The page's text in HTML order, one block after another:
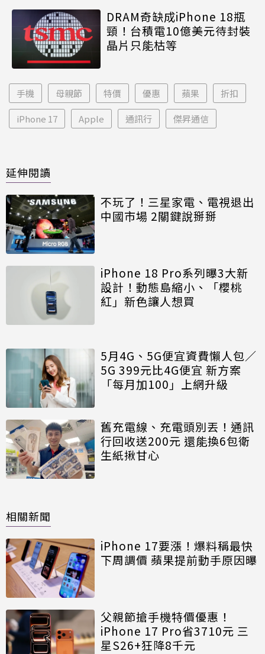
DRAM奇缺成iPhone 18瓶
頸！台積電10億美元待封裝
晶片只能枯等
手機 母親節 特價 優惠 蘋果 折扣
iPhone 17 Apple 通訊行 傑昇通信
延伸閱讀
不玩了！三星家電、電視退出
中國市場 2關鍵說掰掰
iPhone 18 Pro系列曝3大新
設計！動態島縮小、「櫻桃
紅」新色讓人想買
5月4G、5G便宜資費懶人包／
5G 399元比4G便宜 新方案
「每月加100」上網升級
舊充電線、充電頭別丟！通訊
行回收送200元 還能換6包衛
生紙揪甘心
相關新聞
iPhone 17要漲！爆料稱最快
下周調價 蘋果提前動手原因曝
父親節搶手機特價優惠！
iPhone 17 Pro省3710元 三
星S26+狂降8千元